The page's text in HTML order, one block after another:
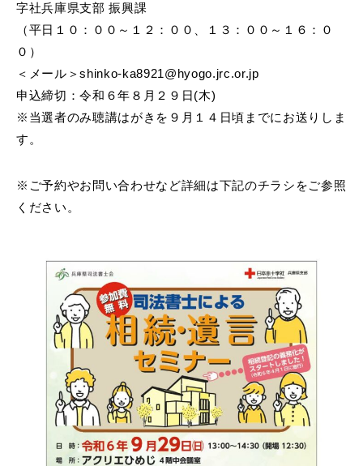
字社兵庫県支部 振興課
（平日１０：００～１２：００、１３：００～１６：０
０）
＜メール＞shinko-ka8921@hyogo.jrc.or.jp
申込締切：令和６年８月２９日(木)
※当選者のみ聴講はがきを９月１４日頃までにお送りしま
す。
※ご予約やお問い合わせなど詳細は下記のチラシをご参照
ください。